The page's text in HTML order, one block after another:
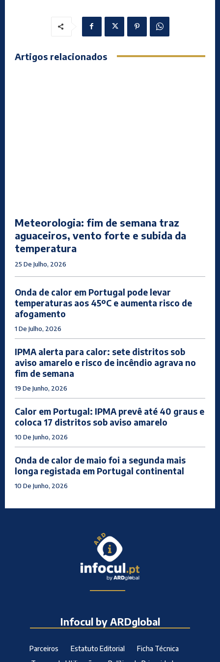
Artigos relacionados
Meteorologia: fim de semana traz
aguaceiros, vento forte e subida da
temperatura
25 De Julho, 2026
Onda de calor em Portugal pode levar
temperaturas aos 45ºC e aumenta risco de
afogamento
1 De Julho, 2026
IPMA alerta para calor: sete distritos sob
aviso amarelo e risco de incêndio agrava no
fim de semana
19 De Junho, 2026
Calor em Portugal: IPMA prevê até 40 graus e
coloca 17 distritos sob aviso amarelo
10 De Junho, 2026
Onda de calor de maio foi a segunda mais
longa registada em Portugal continental
10 De Junho, 2026
Infocul by ARDglobal
Parceiros Estatuto Editorial
Ficha Técnica